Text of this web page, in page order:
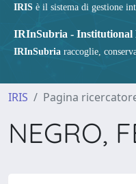
IRIS è il sistema di gestione
IRInSubria - Institutional
IRInSubria raccoglie,
IRIS Pagina
NEGRO,